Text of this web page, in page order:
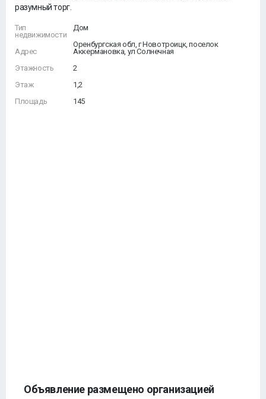
разумный торг.
Тип
недвижимости
Адрес
Этажность
Этаж
Площадь
Дом
Оренбургская обл, г Новотроицк, поселок
Аккермановка, ул Солнечная
2
1,2
145
Объявление размещено организацией